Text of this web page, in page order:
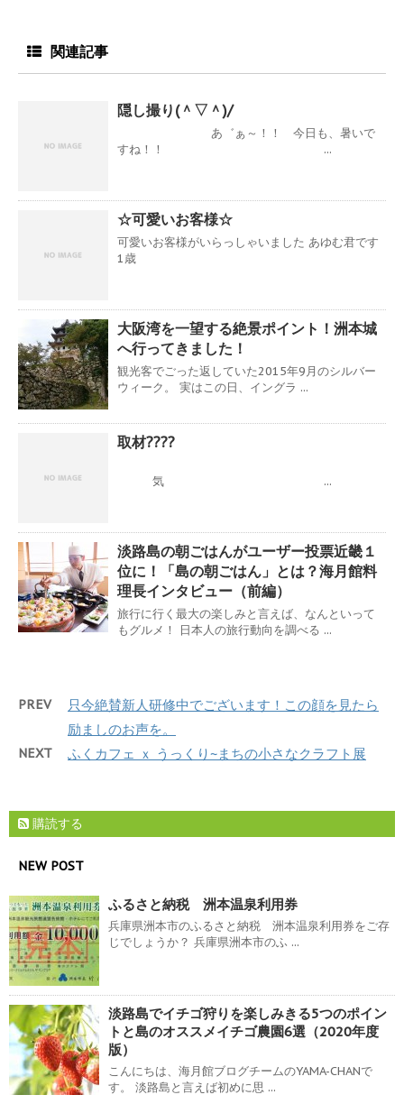
関連記事
隠し撮り(＾▽＾)/
あ゛ぁ～！！ 今日も、暑いで
すね！！ ...
☆可愛いお客様☆
可愛いお客様がいらっしゃいました あゆむ君です
1歳
大阪湾を一望する絶景ポイント！洲本城
へ行ってきました！
観光客でごった返していた2015年9月のシルバー
ウィーク。 実はこの日、イングラ ...
取材????
気 ...
淡路島の朝ごはんがユーザー投票近畿１
位に！「島の朝ごはん」とは？海月館料
理長インタビュー（前編）
旅行に行く最大の楽しみと言えば、なんといって
もグルメ！ 日本人の旅行動向を調べる ...
PREV
只今絶賛新人研修中でございます！この顔を見たら
励ましのお声を。
NEXT ふくカフェ ｘ うっくり~まちの小さなクラフト展
購読する
NEW POST
ふるさと納税 洲本温泉利用券
兵庫県洲本市のふるさと納税 洲本温泉利用券をご存
じでしょうか？ 兵庫県洲本市のふ ...
淡路島でイチゴ狩りを楽しみきる5つのポイン
トと島のオススメイチゴ農園6選（2020年度
版）
こんにちは、海月館ブログチームのYAMA-CHANで
す。 淡路島と言えば初めに思 ...